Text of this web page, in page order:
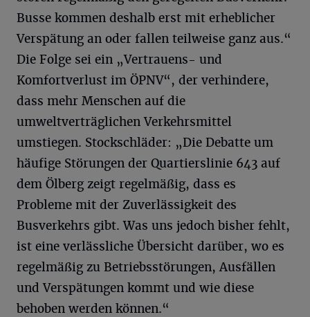
Busse kommen deshalb erst mit erheblicher
Verspätung an oder fallen teilweise ganz aus.“
Die Folge sei ein „Vertrauens- und
Komfortverlust im ÖPNV“, der verhindere,
dass mehr Menschen auf die
umweltverträglichen Verkehrsmittel
umstiegen. Stockschläder: „Die Debatte um
häufige Störungen der Quartierslinie 643 auf
dem Ölberg zeigt regelmäßig, dass es
Probleme mit der Zuverlässigkeit des
Busverkehrs gibt. Was uns jedoch bisher fehlt,
ist eine verlässliche Übersicht darüber, wo es
regelmäßig zu Betriebsstörungen, Ausfällen
und Verspätungen kommt und wie diese
behoben werden können.“